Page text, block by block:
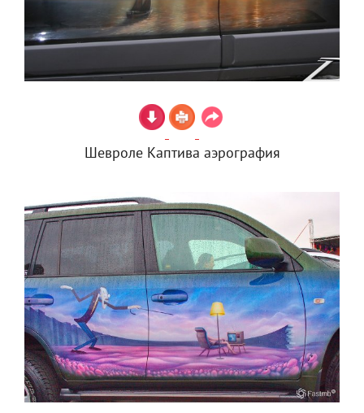
Шевроле Каптива аэрография